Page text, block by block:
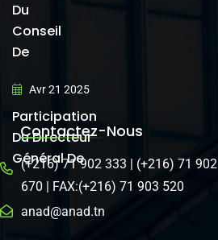
Du
Conseil
De
Avr 21 2025
Participation
Du Directeur
Général De
Contactez-Nous
(+216) 71 902 333 | (+216) 71 902
670 | FAX:(+216) 71 903 520
anad@anad.tn